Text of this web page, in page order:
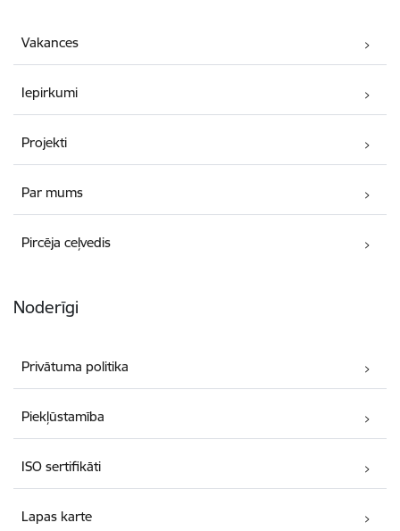
Vakances
Iepirkumi
Projekti
Par mums
Pircēja ceļvedis
Noderīgi
Privātuma politika
Piekļūstamība
ISO sertifikāti
Lapas karte